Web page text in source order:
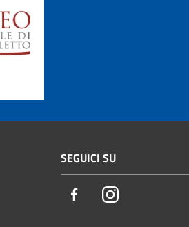
SEGUICI SU
FacebookInstagram